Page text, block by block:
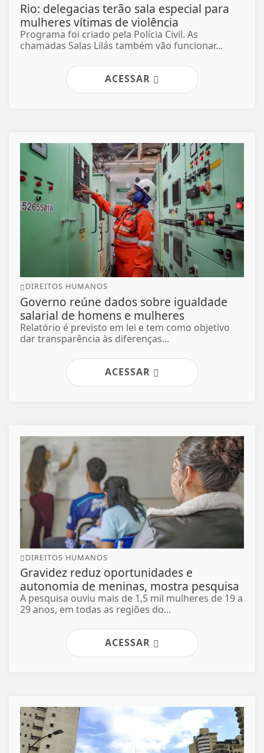
Rio: delegacias terão sala especial para
mulheres vítimas de violência
Programa foi criado pela Polícia Civil. As
chamadas Salas Lilás também vão funcionar...
ACESSAR
DIREITOS HUMANOS
Governo reúne dados sobre igualdade
salarial de homens e mulheres
Relatório é previsto em lei e tem como objetivo
dar transparência às diferenças...
ACESSAR
DIREITOS HUMANOS
Gravidez reduz oportunidades e
autonomia de meninas, mostra pesquisa
A pesquisa ouviu mais de 1,5 mil mulheres de 19 a
29 anos, em todas as regiões do...
ACESSAR